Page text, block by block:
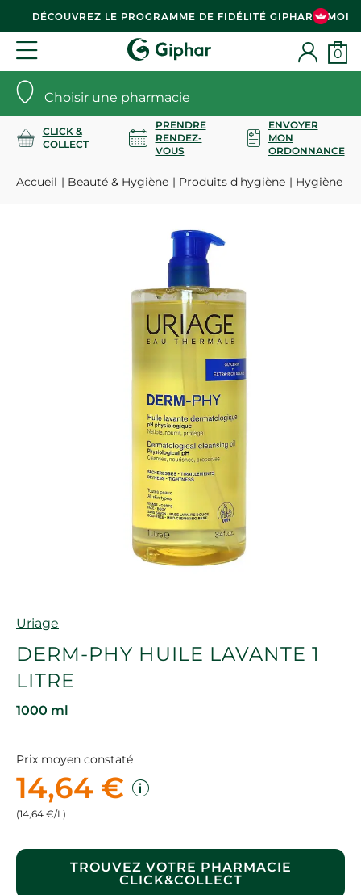
DÉCOUVREZ LE PROGRAMME DE FIDÉLITÉ GIPHAR & MOI
Choisir une pharmacie
0
CLICK &
COLLECT
PRENDRE
RENDEZ-
VOUS
ENVOYER
MON
ORDONNANCE
Accueil Beauté & Hygiène Produits d'hygiène Hygiène
Marque
Uriage
DERM-PHY HUILE LAVANTE 1
LITRE
1000 ml
Prix moyen constaté
14,64 €
(14,64 €/L)
TROUVEZ VOTRE PHARMACIE
CLICK&COLLECT